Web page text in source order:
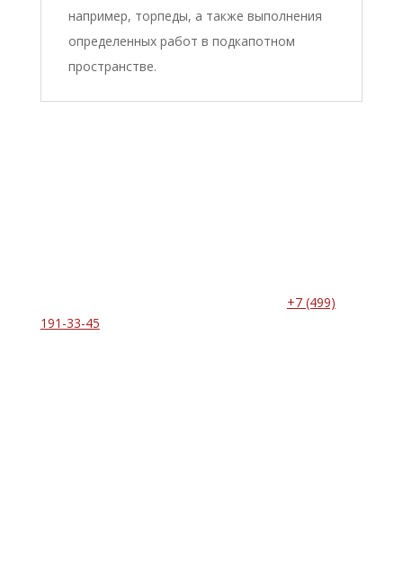
например, торпеды, а также выполнения
определенных работ в подкапотном
пространстве.
+7 (499)
191-33-45